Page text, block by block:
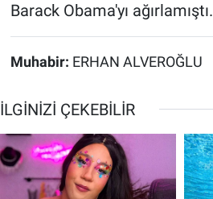
Barack Obama'yı ağırlamıştı.
Muhabir: ERHAN ALVEROĞLU